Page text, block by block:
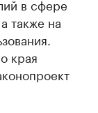
в сфере
также на
края